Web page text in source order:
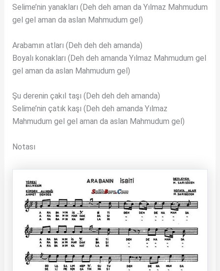
Selime’nin yanakları (Deh deh aman da Yılmaz Mahmudum
gel gel aman da aslan Mahmudum gel)
Arabamın atları (Deh deh deh amanda)
Boyalı konakları (Deh deh amanda Yılmaz Mahmudum gel
gel aman da aslan Mahmudum gel)
Şu derenin çakıl taşı (Deh deh deh amanda)
Selime’nin çatık kaşı (Deh deh amanda Yılmaz
Mahmudum gel gel aman da aslan Mahmudum gel)
Notası